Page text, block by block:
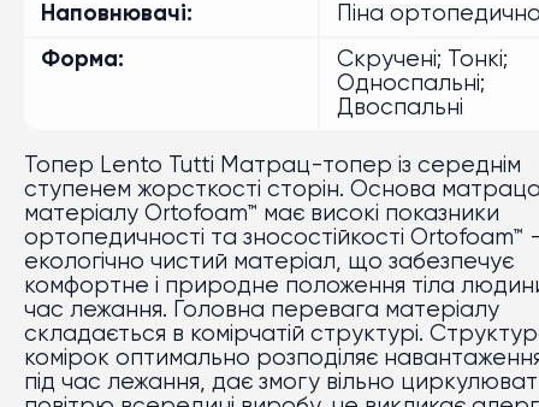
Наповнювачі
Піна
Форма
Скручені; Тонкі;
Односпальні;
Двоспальні
Топер Lento Tutti Матрац-топер із середнім
ступенем жорсткості сторін. Основа матраца
матеріалу Ortofoam™ має високі показники
ортопедичності та зносостійкості Ortofoam™
екологічно чистий матеріал, що забезпечує
комфортне і природне положення тіла
час лежання. Головна перевага матеріалу
складається в комірчатій структурі.
комірок оптимально розподіляє
під час лежання, дає змогу вільно